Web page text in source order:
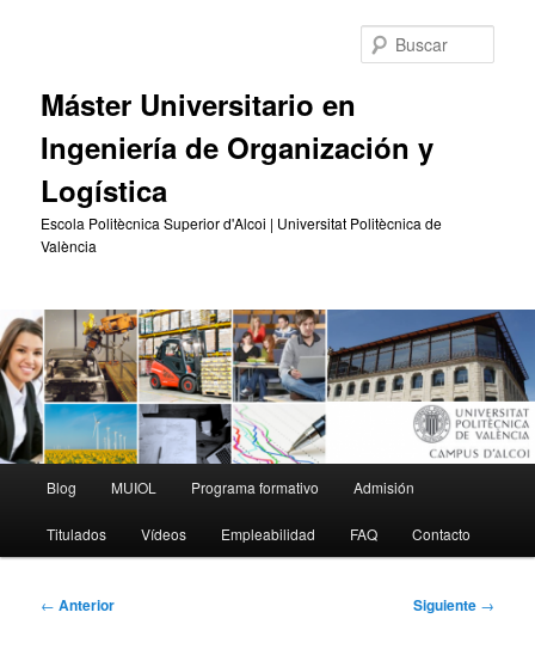
Máster Universitario en
Ingeniería de Organización y
Logística
Escola Politècnica Superior d'Alcoi | Universitat Politècnica de
València
principal
Blog MUIOL Programa formativo Admisión
Titulados Vídeos Empleabilidad FAQ Contacto
Navegación
← Anterior Siguiente →